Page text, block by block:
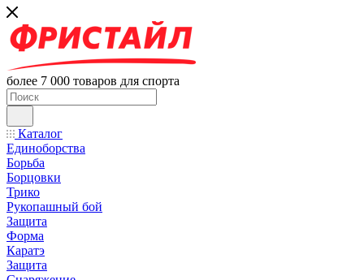
более 7 000 товаров для спорта
Каталог
Единоборства
Борьба
Борцовки
Трико
Рукопашный бой
Защита
Форма
Каратэ
Защита